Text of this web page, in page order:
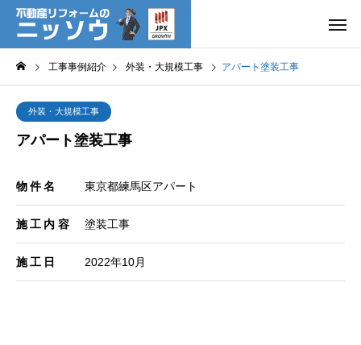
工事事例紹介 外装・大規模工事 アパート塗装工事
外装・大規模工事
アパート塗装工事
物件名 東京都練馬区アパート
施工内容 塗装工事
施工日 2022年10月